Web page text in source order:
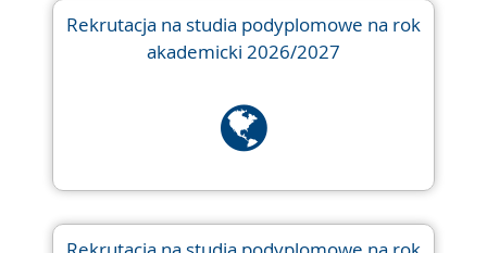
Rekrutacja na studia podyplomowe na rok
akademicki 2026/2027